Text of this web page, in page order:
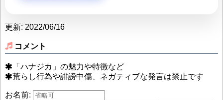
更新: 2022/06/16
コメント
「ハナジカ」の魅力や特徴など
荒らし行為や誹謗中傷、ネガティブな発言は禁止です
お名前: